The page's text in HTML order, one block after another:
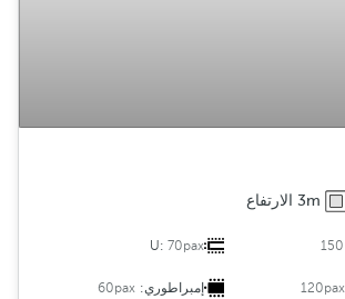
3m الارتفاع
U: 70pax
120pax إمبراطوري: 60pax